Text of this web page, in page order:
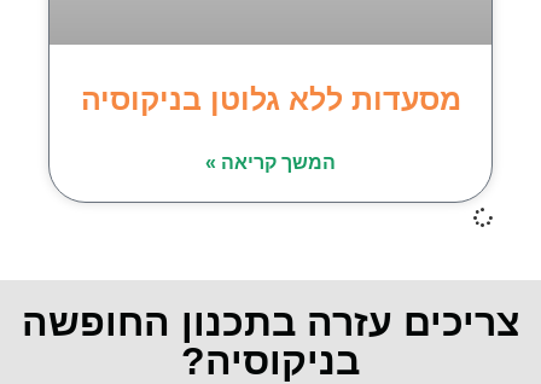
מסעדות ללא גלוטן בניקוסיה
המשך קריאה »
צריכים עזרה בתכנון החופשה
בניקוסיה?